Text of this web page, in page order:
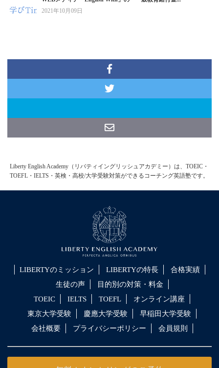
2021年10月09日
Liberty English Academy（リバティイングリッシュアカデミー）は、TOEIC・
TOEFL・IELTS・英検・高校/大学受験対策ができるコーチング英語塾です。
LIBERTYのミッション LIBERTYの特長
合格実績
生徒の声
目的別の対策・料金
TOEIC
IELTS TOEFL
オンライン講座
東京大学受験
慶應大学受験
早稲田大学受験
会社概要
プライバシーポリシー 会員規則